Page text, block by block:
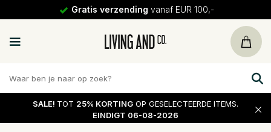
Gratis verzending vanaf EUR 100,-
SALE! TOT 25% KORTING OP GESELECTEERDE ITEMS.
EINDIGT 06-08-2026